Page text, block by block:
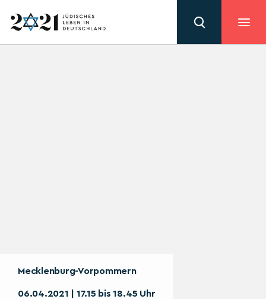
Mecklenburg-Vorpommern
06.04.2021 | 17.15 bis 18.45 Uhr